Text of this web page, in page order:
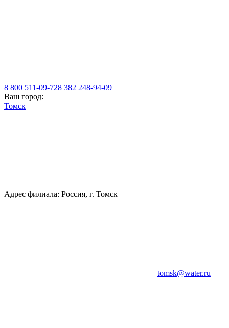
8 800 511-09-728 382 248-94-09
Ваш город:
Томск
Адрес филиала: Россия, г. Томск
tomsk@water.ru